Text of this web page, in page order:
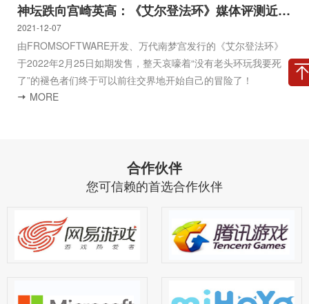
从新出发，与尔同行|2022夏尔新春年会嗨翻天
2022-01-29
它来了它来了！众位夏尔家人日盼夜盼、翘首以待的夏尔年会庆
典它终于来了！
MORE
合作伙伴
您可信赖的首选合作伙伴